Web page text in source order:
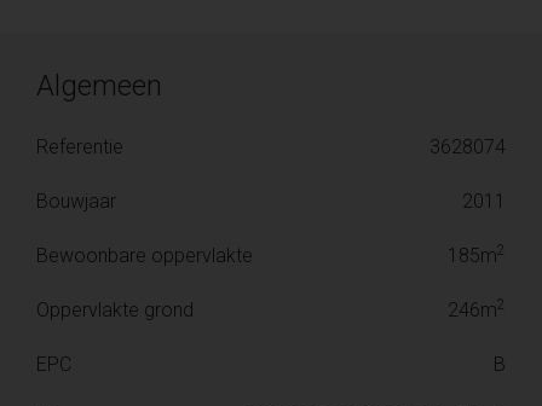
Algemeen
Referentie 3628074
Bouwjaar 2011
Bewoonbare oppervlakte 185m2
Oppervlakte grond 246m2
EPC B